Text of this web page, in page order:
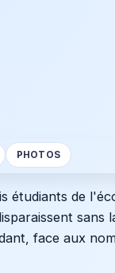
PHOTOS
étudiants de
face aux